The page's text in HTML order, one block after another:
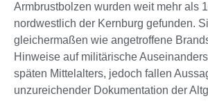
Armbrustbolzen wurden weit mehr als
nordwestlich der Kernburg gefunden.
gleichermaßen wie angetroffene
Hinweise auf militärische
späten Mittelalters, jedoch fallen
unzureichender Dokumentation der